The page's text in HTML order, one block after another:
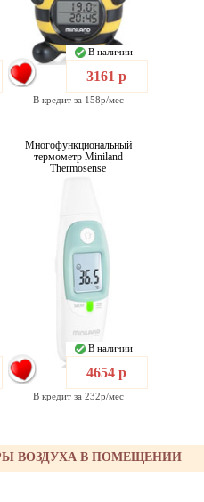
В наличии
3161 р
В кредит за 158р/мес
Многофункциональный
термометр Miniland
Thermosense
В наличии
4654 р
В кредит за 232р/мес
ВОЗДУХА В ПОМЕЩЕНИИ